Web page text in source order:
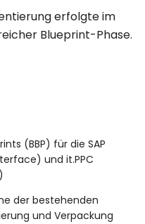
erfolgte im
Blueprint-Phase.
(BBP) für die SAP
und it.PPC
der bestehenden
und Verpackung